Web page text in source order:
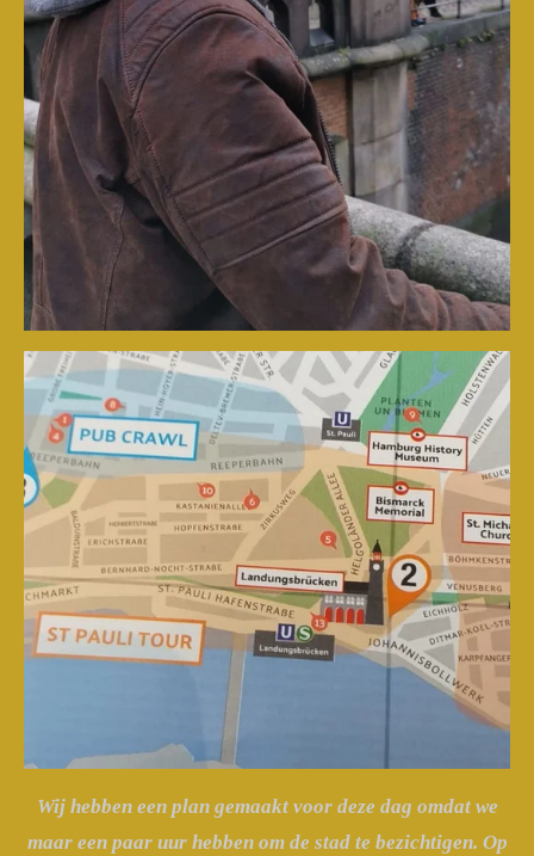
Wij hebben een plan gemaakt voor deze dag omdat we
maar een paar uur hebben om de stad te bezichtigen. Op